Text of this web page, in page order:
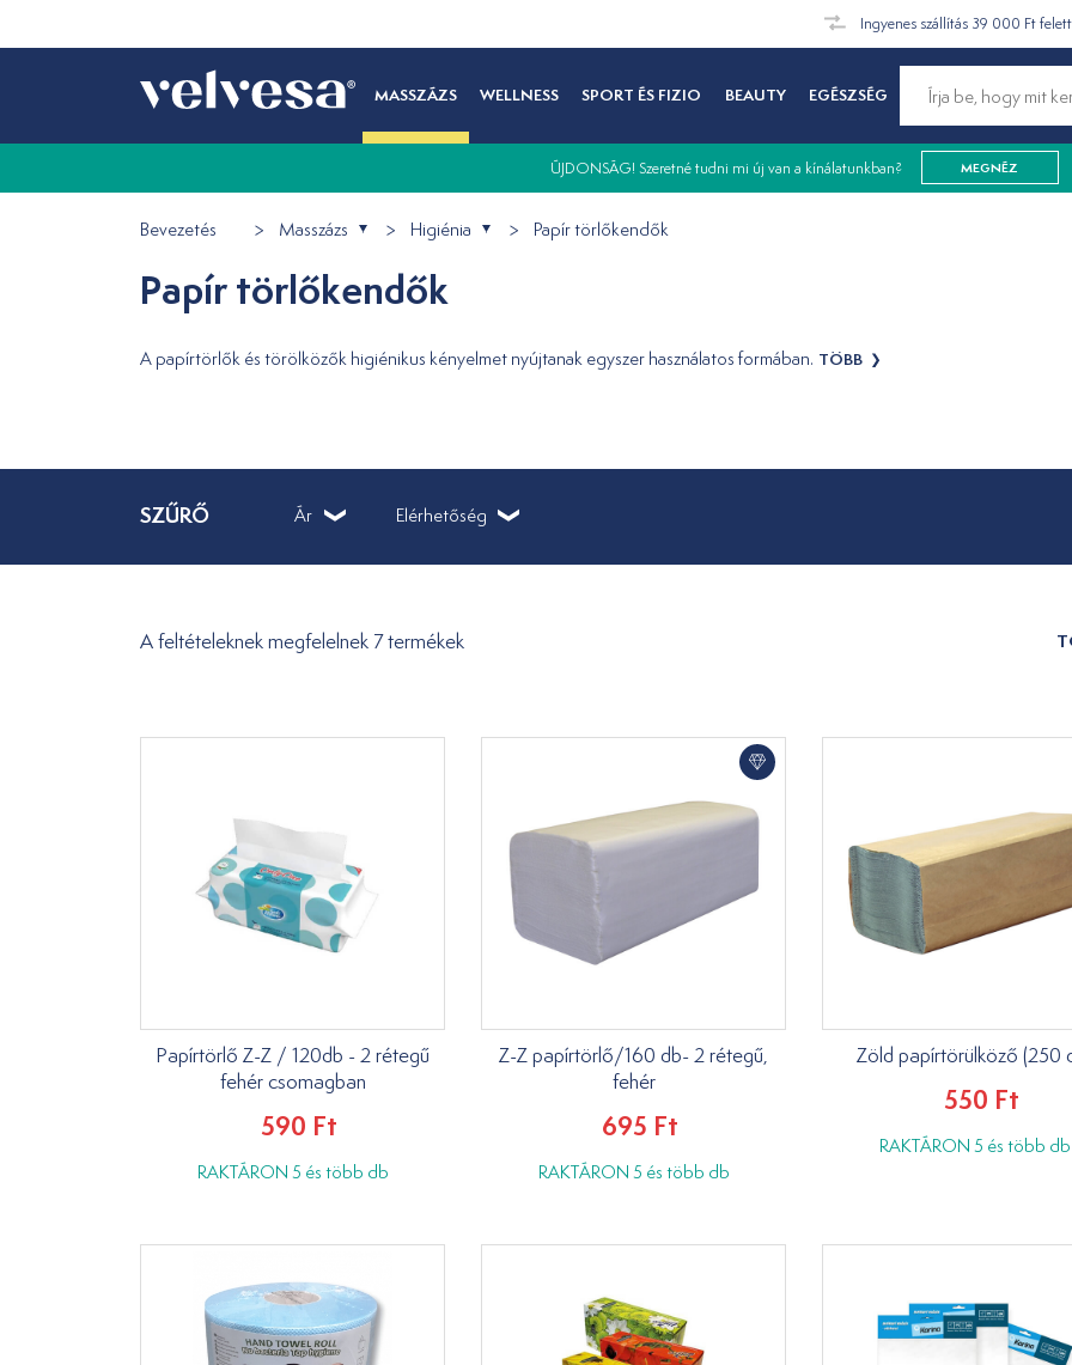
Ingyenes szállítás 39 000 Ft felett
MASSZÁZS WELLNESS SPORT ÉS FIZIO BEAUTY EGÉSZSÉG
ÚJDONSÁG! Szeretné tudni mi új van a kínálatunkban? MEGNÉZ
Bevezetés Masszázs Higiénia Papír törlőkendők
Papír törlőkendők
A papírtörlők és törölközők higiénikus kényelmet nyújtanak egyszer használatos formában. TÖBB
SZŰRŐ Ár Elérhetőség
A feltételeknek megfelelnek 7 termékek
Papírtörlő Z-Z / 120db - 2 rétegű
fehér csomagban
590 Ft
RAKTÁRON 5 és több db
Z-Z papírtörlő/160 db- 2 rétegű,
fehér
695 Ft
RAKTÁRON 5 és több db
Zöld papírtörülköző (250
550 Ft
RAKTÁRON 5 és több db